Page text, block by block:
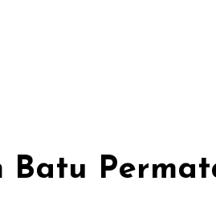
Batu